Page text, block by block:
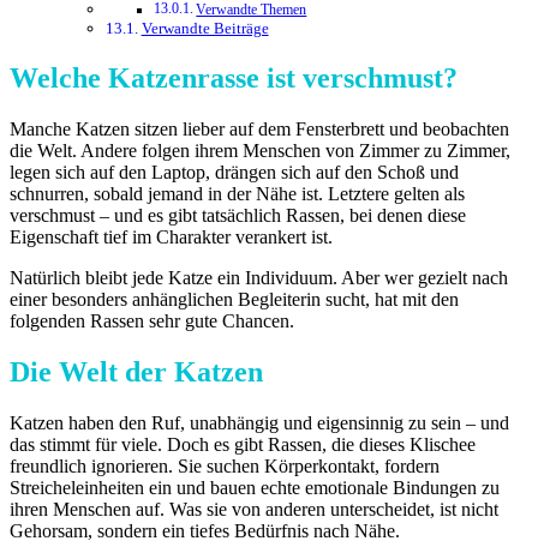
Verwandte Themen
Verwandte Beiträge
Welche Katzenrasse ist verschmust?
Manche Katzen sitzen lieber auf dem Fensterbrett und beobachten
die Welt. Andere folgen ihrem Menschen von Zimmer zu Zimmer,
legen sich auf den Laptop, drängen sich auf den Schoß und
schnurren, sobald jemand in der Nähe ist. Letztere gelten als
verschmust – und es gibt tatsächlich Rassen, bei denen diese
Eigenschaft tief im Charakter verankert ist.
Natürlich bleibt jede Katze ein Individuum. Aber wer gezielt nach
einer besonders anhänglichen Begleiterin sucht, hat mit den
folgenden Rassen sehr gute Chancen.
Die Welt der Katzen
Katzen haben den Ruf, unabhängig und eigensinnig zu sein – und
das stimmt für viele. Doch es gibt Rassen, die dieses Klischee
freundlich ignorieren. Sie suchen Körperkontakt, fordern
Streicheleinheiten ein und bauen echte emotionale Bindungen zu
ihren Menschen auf. Was sie von anderen unterscheidet, ist nicht
Gehorsam, sondern ein tiefes Bedürfnis nach Nähe.